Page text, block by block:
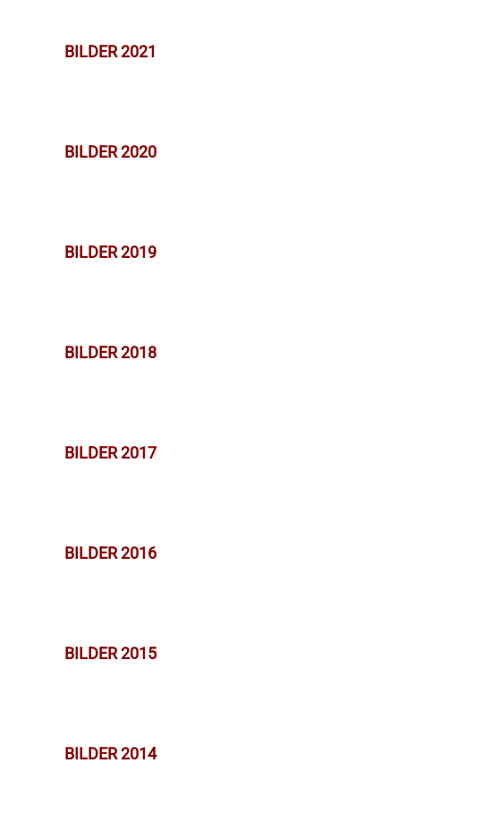
BILDER 2021
BILDER 2020
BILDER 2019
BILDER 2018
BILDER 2017
BILDER 2016
BILDER 2015
BILDER 2014